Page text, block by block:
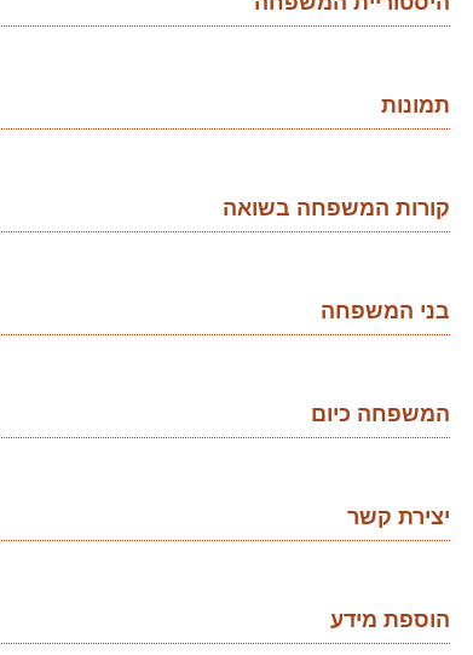
תמונות
קורות המשפחה בשואה
בני המשפחה
המשפחה כיום
יצירת קשר
הוספת מידע